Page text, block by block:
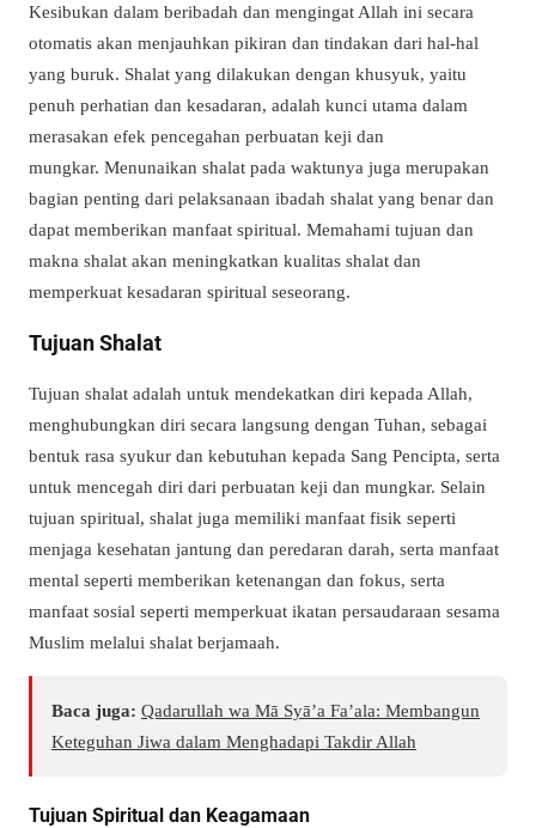
Kesibukan dalam beribadah dan mengingat Allah ini secara
otomatis akan menjauhkan pikiran dan tindakan dari hal-hal
yang buruk. Shalat yang dilakukan dengan khusyuk, yaitu
penuh perhatian dan kesadaran, adalah kunci utama dalam
merasakan efek pencegahan perbuatan keji dan
mungkar. Menunaikan shalat pada waktunya juga merupakan
bagian penting dari pelaksanaan ibadah shalat yang benar dan
dapat memberikan manfaat spiritual. Memahami tujuan dan
makna shalat akan meningkatkan kualitas shalat dan
memperkuat kesadaran spiritual seseorang.
Tujuan Shalat
Tujuan shalat adalah untuk mendekatkan diri kepada Allah,
menghubungkan diri secara langsung dengan Tuhan, sebagai
bentuk rasa syukur dan kebutuhan kepada Sang Pencipta, serta
untuk mencegah diri dari perbuatan keji dan mungkar. Selain
tujuan spiritual, shalat juga memiliki manfaat fisik seperti
menjaga kesehatan jantung dan peredaran darah, serta manfaat
mental seperti memberikan ketenangan dan fokus, serta
manfaat sosial seperti memperkuat ikatan persaudaraan sesama
Muslim melalui shalat berjamaah.
Baca juga: Qadarullah wa Mā Syā’a Fa’ala: Membangun
Keteguhan Jiwa dalam Menghadapi Takdir Allah
Tujuan Spiritual dan Keagamaan